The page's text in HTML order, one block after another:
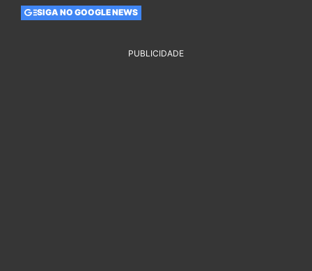
SIGA NO GOOGLE NEWS
PUBLICIDADE